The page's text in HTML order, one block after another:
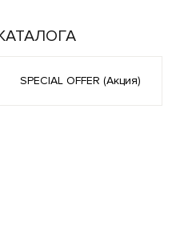
SPECIAL OFFER (Акция)